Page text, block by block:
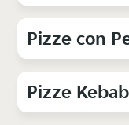
Pizze con
Pizze Kebab